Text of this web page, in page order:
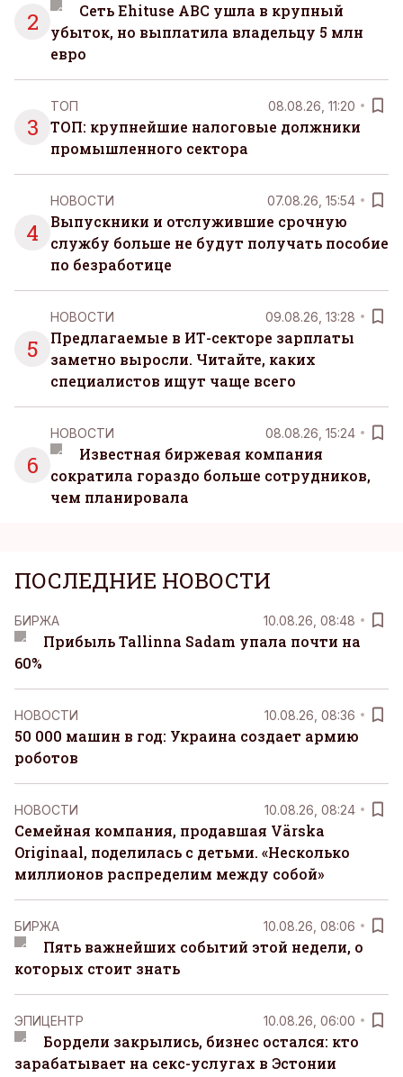
2
Сеть Ehituse ABC ушла в крупный
убыток, но выплатила владельцу 5 млн
евро
3
ТОП 08.08.26, 11:20
ТОП: крупнейшие налоговые должники
промышленного сектора
4
НОВОСТИ 07.08.26, 15:54
Выпускники и отслужившие срочную
службу больше не будут получать пособие
по безработице
5
НОВОСТИ 09.08.26, 13:28
Предлагаемые в ИТ-секторе зарплаты
заметно выросли. Читайте, каких
специалистов ищут чаще всего
6
НОВОСТИ 08.08.26, 15:24
Известная биржевая компания
сократила гораздо больше сотрудников,
чем планировала
ПОСЛЕДНИЕ НОВОСТИ
БИРЖА 10.08.26, 08:48
Прибыль Tallinna Sadam упала почти на
60%
НОВОСТИ 10.08.26, 08:36
50 000 машин в год: Украина создает армию
роботов
НОВОСТИ 10.08.26, 08:24
Семейная компания, продавшая Värska
Originaal, поделилась с детьми. «Несколько
миллионов распределим между собой»
БИРЖА 10.08.26, 08:06
Пять важнейших событий этой недели, о
которых стоит знать
ЭПИЦЕНТР 10.08.26, 06:00
Бордели закрылись, бизнес остался: кто
зарабатывает на секс-услугах в Эстонии